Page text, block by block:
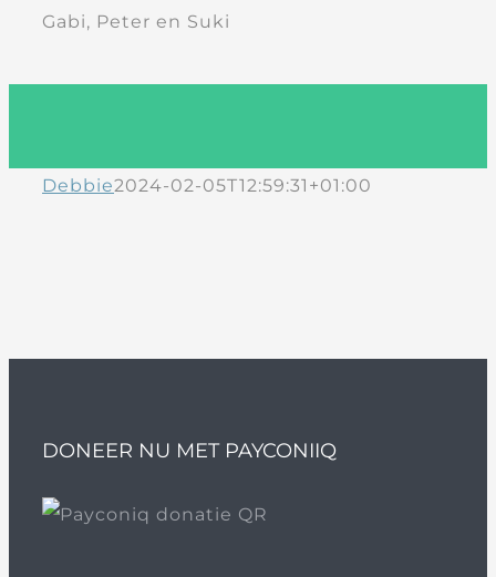
Gabi, Peter en Suki
Debbie2024-02-05T12:59:31+01:00
DONEER NU MET PAYCONIIQ